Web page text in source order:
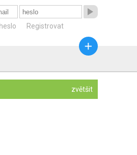

Registrovat

zvětšit